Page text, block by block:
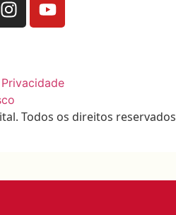
Todos os direitos reservados